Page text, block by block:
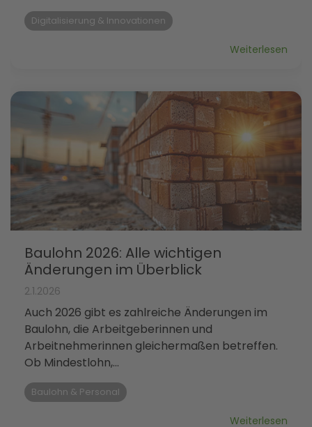
Digitalisierung & Innovationen
Weiterlesen
Baulohn 2026: Alle wichtigen
Änderungen im Überblick
2.1.2026
Auch 2026 gibt es zahlreiche Änderungen im
Baulohn, die Arbeitgeberinnen und
Arbeitnehmerinnen gleichermaßen betreffen.
Ob Mindestlohn,...
Baulohn & Personal
Weiterlesen